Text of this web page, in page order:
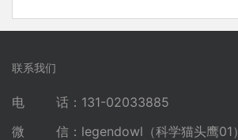
联系我们
电 话：131-02033885
微 信：legendowl（科学猫头鹰01）